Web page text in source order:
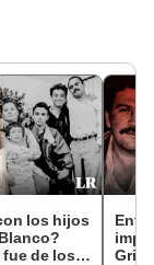
los hijos
de los 4